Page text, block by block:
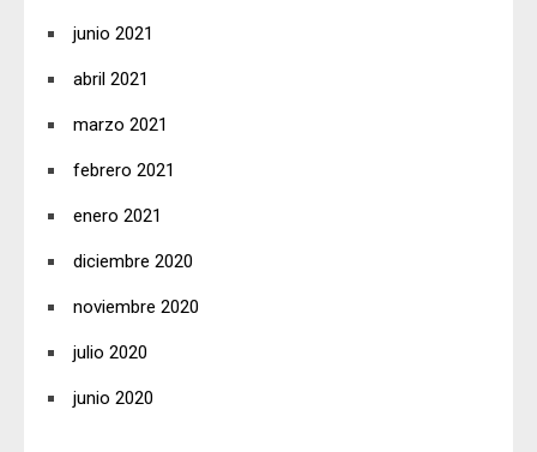
junio 2021
abril 2021
marzo 2021
febrero 2021
enero 2021
diciembre 2020
noviembre 2020
julio 2020
junio 2020